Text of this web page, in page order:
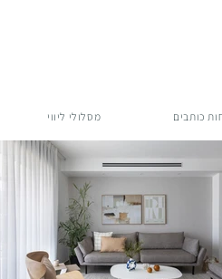
מסלולי ליווי כותבים